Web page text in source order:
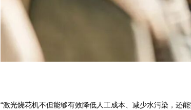
“激光烧花机不但能够有效降低人工成本、减少水污染，还